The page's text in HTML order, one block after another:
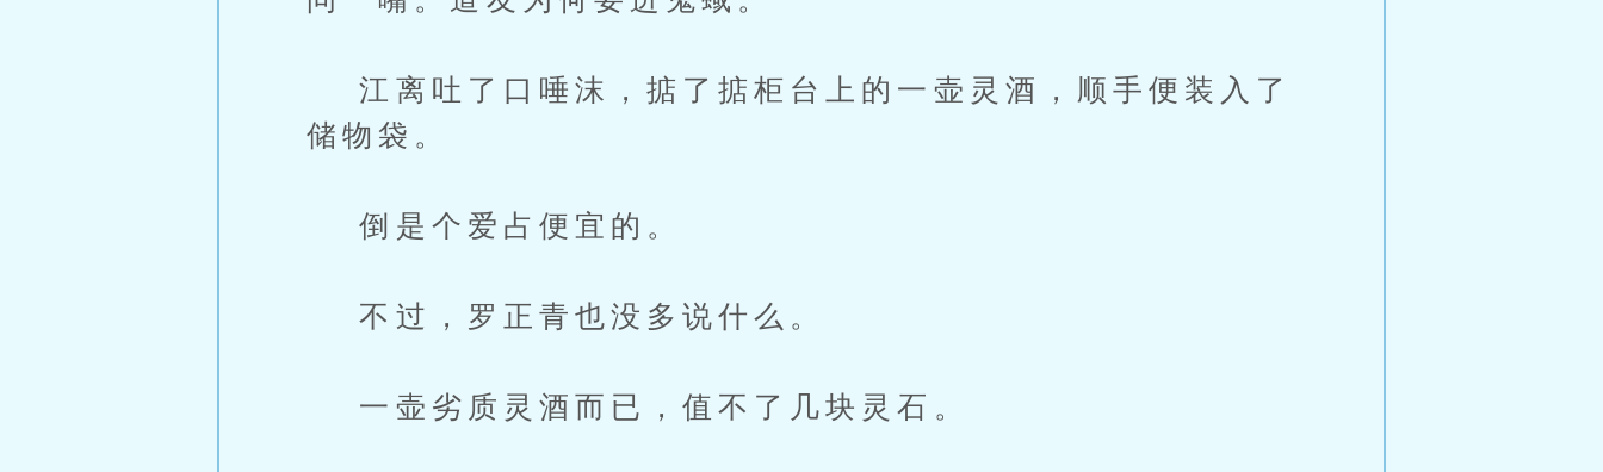
江离吐了口唾沫，掂了掂柜台上的一壶灵酒，顺手便装入了
储物袋。
倒是个爱占便宜的。
不过，罗正青也没多说什么。
一壶劣质灵酒而已，值不了几块灵石。